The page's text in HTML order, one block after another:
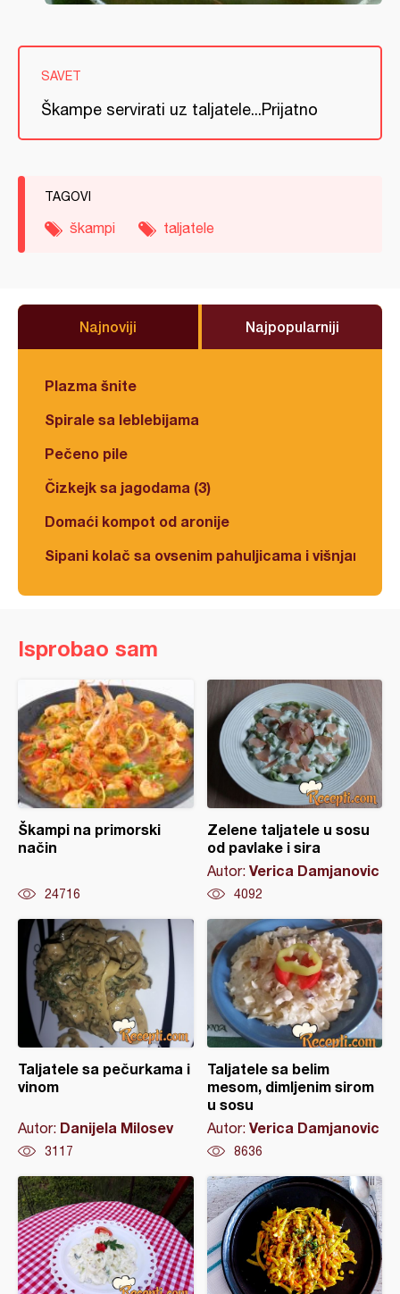
SAVET
Škampe servirati uz taljatele...Prijatno
TAGOVI
škampi taljatele
Najnoviji Najpopularniji
Plazma šnite
Spirale sa leblebijama
Pečeno pile
Čizkejk sa jagodama (3)
Domaći kompot od aronije
Sipani kolač sa ovsenim pahuljicama i višnjama
Isprobao sam
Škampi na primorski
način
24716
Zelene taljatele u sosu
od pavlake i sira
Autor: Verica Damjanovic
4092
Taljatele sa pečurkama i
vinom
Autor: Danijela Milosev
3117
Taljatele sa belim
mesom, dimljenim sirom
u sosu
Autor: Verica Damjanovic
8636